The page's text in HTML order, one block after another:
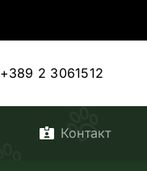
+389 2 3061512
Контакт